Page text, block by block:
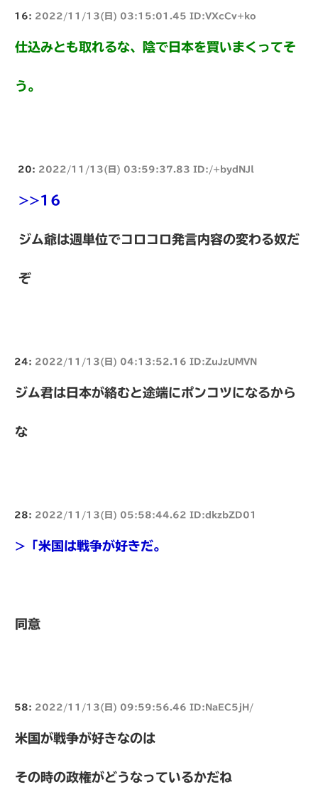
16: 2022/11/13(日) 03:15:01.45 ID:VXcCv+ko
仕込みとも取れるな、陰で日本を買いまくってそ
う。
20: 2022/11/13(日) 03:59:37.83 ID:/+bydNJl
>>16
ジム爺は週単位でコロコロ発言内容の変わる奴だ
ぞ
24: 2022/11/13(日) 04:13:52.16 ID:ZuJzUMVN
ジム君は日本が絡むと途端にポンコツになるから
な
28: 2022/11/13(日) 05:58:44.62 ID:dkzbZD01
>「米国は戦争が好きだ。
同意
58: 2022/11/13(日) 09:59:56.46 ID:NaEC5jH/
米国が戦争が好きなのは
その時の政権がどうなっているかだね